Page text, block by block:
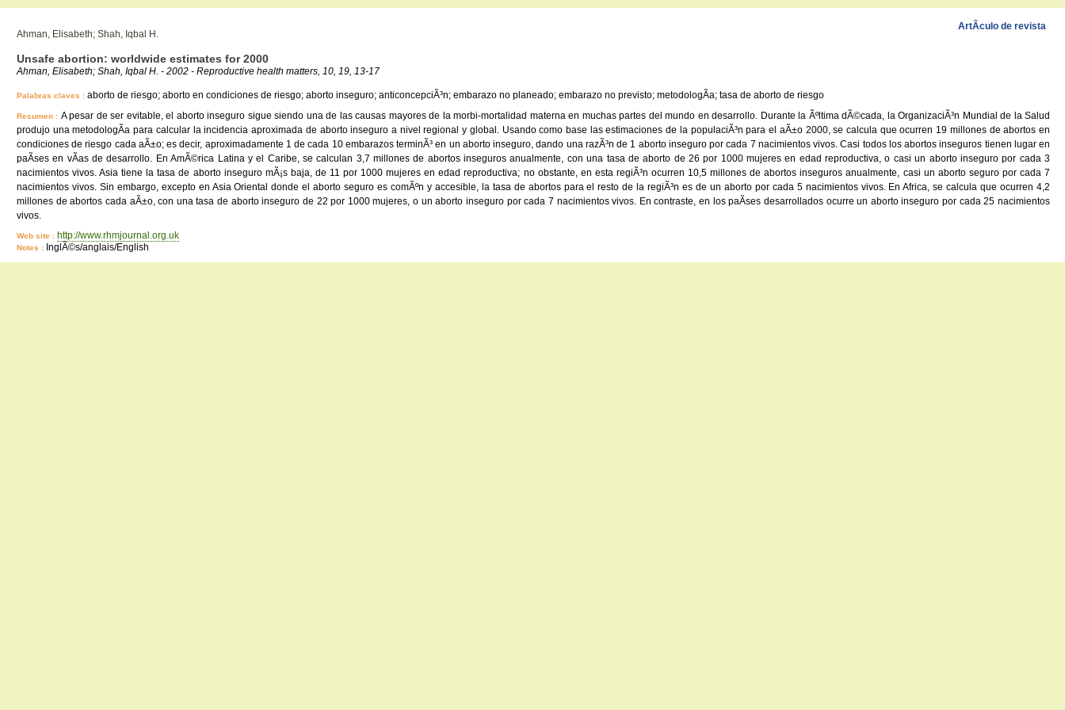
ArtÃ­culo de revista
Ahman, Elisabeth; Shah, Iqbal H.
Unsafe abortion: worldwide estimates for 2000
Ahman, Elisabeth; Shah, Iqbal H. - 2002 - Reproductive health matters, 10, 19, 13-17
Palabras claves : aborto de riesgo; aborto en condiciones de riesgo; aborto inseguro; anticoncepciÃ³n; embarazo no planeado; embarazo no previsto; metodologÃ­a; tasa de aborto de riesgo
Resumen : A pesar de ser evitable, el aborto inseguro sigue siendo una de las causas mayores de la morbi-mortalidad materna en muchas partes del mundo en desarrollo. Durante la Ãºltima dÃ©cada, la OrganizaciÃ³n Mundial de la Salud
produjo una metodologÃ­a para calcular la incidencia aproximada de aborto inseguro a nivel regional y global. Usando como base las estimaciones de la populaciÃ³n para el aÃ±o 2000, se calcula que ocurren 19 millones de abortos en
condiciones de riesgo cada aÃ±o; es decir, aproximadamente 1 de cada 10 embarazos terminÃ³ en un aborto inseguro, dando una razÃ³n de 1 aborto inseguro por cada 7 nacimientos vivos. Casi todos los abortos inseguros tienen lugar en
paÃ­ses en vÃ­as de desarrollo. En AmÃ©rica Latina y el Caribe, se calculan 3,7 millones de abortos inseguros anualmente, con una tasa de aborto de 26 por 1000 mujeres en edad reproductiva, o casi un aborto inseguro por cada 3
nacimientos vivos. Asia tiene la tasa de aborto inseguro mÃ¡s baja, de 11 por 1000 mujeres en edad reproductiva; no obstante, en esta regiÃ³n ocurren 10,5 millones de abortos inseguros anualmente, casi un aborto seguro por cada 7
nacimientos vivos. Sin embargo, excepto en Asia Oriental donde el aborto seguro es comÃºn y accesible, la tasa de abortos para el resto de la regiÃ³n es de un aborto por cada 5 nacimientos vivos. En Africa, se calcula que ocurren 4,2
millones de abortos cada aÃ±o, con una tasa de aborto inseguro de 22 por 1000 mujeres, o un aborto inseguro por cada 7 nacimientos vivos. En contraste, en los paÃ­ses desarrollados ocurre un aborto inseguro por cada 25 nacimientos
vivos.
Web site : http://www.rhmjournal.org.uk
Notes : InglÃ©s/anglais/English